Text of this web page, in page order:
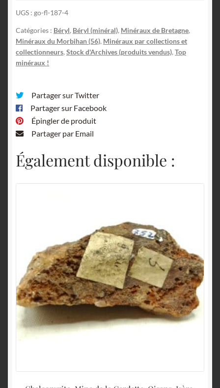
UGS : go-fl-187-4
Catégories : Béryl, Béryl (minéral), Minéraux de Bretagne,
Minéraux du Morbihan (56), Minéraux par collections et
collectionneurs, Stock d'Archives (produits vendus), Top
minéraux !
Partager sur Twitter
Partager sur Facebook
Épingler de produit
Partager par Email
Également disponible :